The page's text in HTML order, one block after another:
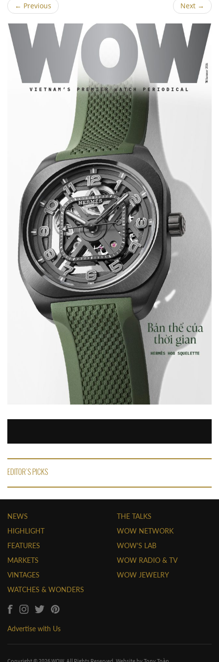
← Previous Next →
EDITOR'S PICKS
NEWS
HIGHLIGHT
FEATURES
MARKETS
VINTAGES
WATCHES & WONDERS
THE TALKS
WOW NETWORK
WOW'S LAB
WOW RADIO & TV
WOW JEWELRY
Advertise with Us